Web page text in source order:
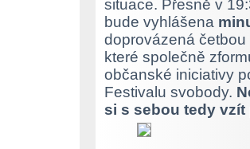
situace. Přesně v
bude vyhlášena
doprovázená četbou
které společně
občanské iniciativy
Festivalu svobody.
si s sebou tedy